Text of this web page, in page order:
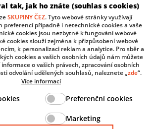
námi realizované akce
, E-mailservis@domat.cz
666 , WhatsApp:+420 603 735 402
osobních údajích.
and Trade of the Czech Republic
tak, jak ho znáte (souhlas s cookies)
SKUPINY ČEZ. Tyto webové stránky využívají
preferencí případně i netechnické cookies a vaše
cookies jsou nezbytné k fungování webové
cookies slouží zejména k přizpůsobení webové
k personalizaci reklam a analytice. Pro sběr a
cookies a vašich osobních údajů nám můžete
o vašich právech, zpracování osobních
odvolání udělených souhlasů, naleznete „zde“.
Více informací
Preferenční cookies
Marketing